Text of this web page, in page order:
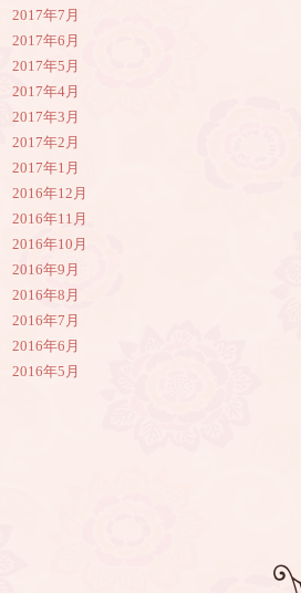
2017年7月
2017年6月
2017年5月
2017年4月
2017年3月
2017年2月
2017年1月
2016年12月
2016年11月
2016年10月
2016年9月
2016年8月
2016年7月
2016年6月
2016年5月